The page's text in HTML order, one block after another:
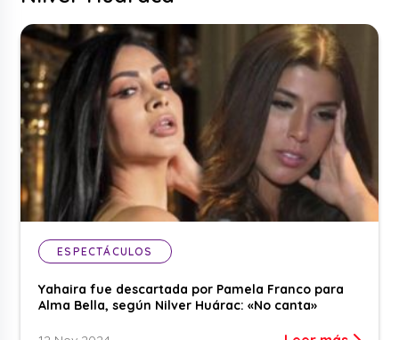
ESPECTÁCULOS
Yahaira fue descartada por Pamela Franco para
Alma Bella, según Nilver Huárac: «No canta»